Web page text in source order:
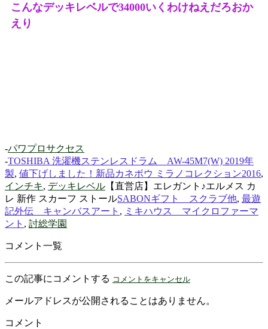
こんなデッキレベルで34000いくわけねえだろおか
えり
-パワプロサクセス
-TOSHIBA 洗濯機ステンレスドラム AW-45M7(W) 2019年
製, 値下げしました！新品カネボウ ミラノコレクション2016,
インチキ, デッキレベル 【直営店】エレガント♪エルメス カ
レ 新作 スカーフ ストールSABONギフト スクラブ他, 最遊
記外伝 キャンバスアート , ミキハウス マイクロファーマ
ント , 討総学園
コメント一覧
この記事にコメントする コメントをキャンセル
メールアドレスが公開されることはありません。
コメント